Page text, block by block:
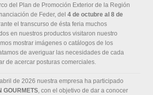
del Plan de Promoción Exterior de la Región
de Feder, del 4 de octubre al 8 de
el transcurso de ésta feria muchos
en nuestros productos visitaron nuestro
mostrar imágenes o catálogos de los
de averiguar las necesidades de cada
de acercar posturas comerciales.
de 2026 nuestra empresa ha participado
GOURMETS, con el objetivo de dar a conocer